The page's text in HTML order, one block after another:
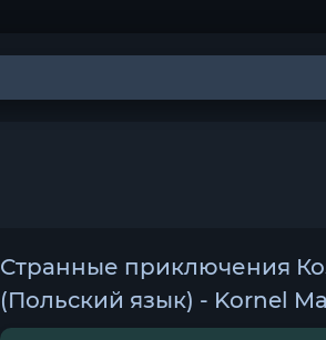
Странные приключения
(Польский язык) - Kornel